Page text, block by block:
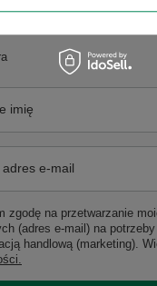
imię
e-mail
zgodę na przetwarzanie
(adres e-mail) na
handlową (marketing).